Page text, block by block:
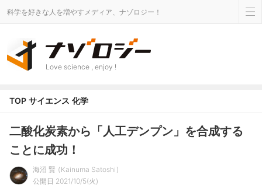
科学を好きな人を増やすメディア、ナゾロジー！
Love science , enjoy !
TOP サイエンス 化学
二酸化炭素から「人工デンプン」を合成する
ことに成功！
海沼 賢
Kainuma Satoshi
公開日 2021/10/5(火)